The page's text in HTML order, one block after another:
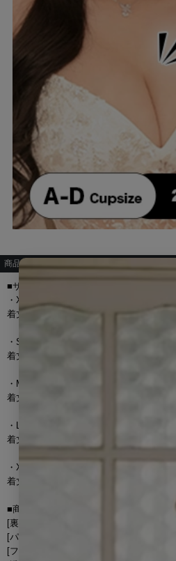
商品詳細
■サイズ[cm]
・XSサイズ
着丈 57cm/バスト 75cm/ウエスト 61cm/
・Sサイズ
着丈 59cm/バスト 79cm/ウエスト 64cm/
・Mサイズ
着丈 61cm/バスト 83cm/ウエスト 68cm/
・Lサイズ
着丈 63cm/バスト 87cm/ウエスト 72cm/
・XLサイズ
着丈 65cm/バスト 89cm/ウエスト 76cm/
■商品詳細
[裏地] あり
[パッド] あり
[ファスナー] 前後